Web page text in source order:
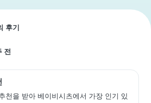
후기
전
천을 받아 베이비시츠에서 가장 인기 있